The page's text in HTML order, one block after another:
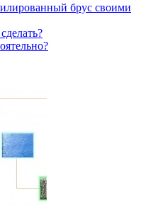
брус своими